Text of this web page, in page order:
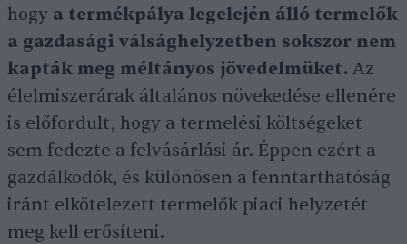
hogy a termékpálya legelején álló termelők
a gazdasági válsághelyzetben sokszor nem
kapták meg méltányos jövedelmüket. Az
élelmiszerárak általános növekedése ellenére
is előfordult, hogy a termelési költségeket
sem fedezte a felvásárlási ár. Éppen ezért a
gazdálkodók, és különösen a fenntarthatóság
iránt elkötelezett termelők piaci helyzetét
meg kell erősíteni.